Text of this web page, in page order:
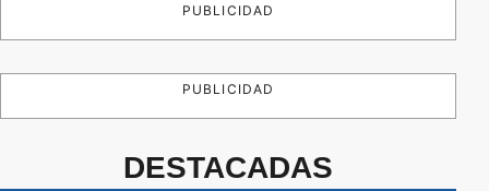
PUBLICIDAD
PUBLICIDAD
DESTACADAS